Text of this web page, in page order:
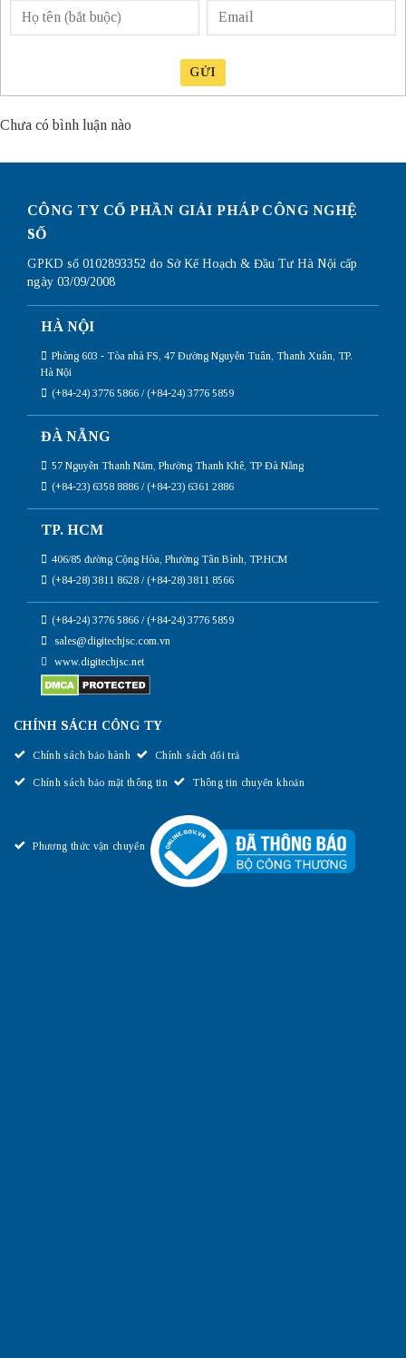
GỬI
Chưa có bình luận nào
CÔNG TY CỔ PHẦN GIẢI PHÁP CÔNG NGHỆ
SỐ
GPKD số 0102893352 do Sở Kế Hoạch & Đầu Tư Hà Nội cấp
ngày 03/09/2008
HÀ NỘI
Phòng 603 - Tòa nhà FS, 47 Đường Nguyễn Tuân, Thanh Xuân, TP.
Hà Nội
(+84-24) 3776 5866 / (+84-24) 3776 5859
ĐÀ NẴNG
57 Nguyễn Thanh Năm, Phường Thanh Khê, TP Đà Nẵng
(+84-23) 6358 8886 / (+84-23) 6361 2886
TP. HCM
406/85 đường Cộng Hòa, Phường Tân Bình, TP.HCM
(+84-28) 3811 8628 / (+84-28) 3811 8566
(+84-24) 3776 5866 / (+84-24) 3776 5859
sales@digitechjsc.com.vn
www.digitechjsc.net
CHÍNH SÁCH CÔNG TY
Chính sách bảo hành Chính sách đổi trả
Chính sách bảo mật thông tin Thông tin chuyển khoản
Phương thức vận chuyển